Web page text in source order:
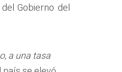
Gobierno del
a una tasa